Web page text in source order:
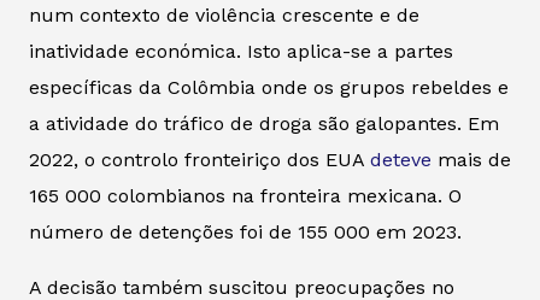
num contexto de violência crescente e de
inatividade económica. Isto aplica-se a partes
específicas da Colômbia onde os grupos rebeldes e
a atividade do tráfico de droga são galopantes. Em
2022, o controlo fronteiriço dos EUA deteve mais de
165 000 colombianos na fronteira mexicana. O
número de detenções foi de 155 000 em 2023.
A decisão também suscitou preocupações no